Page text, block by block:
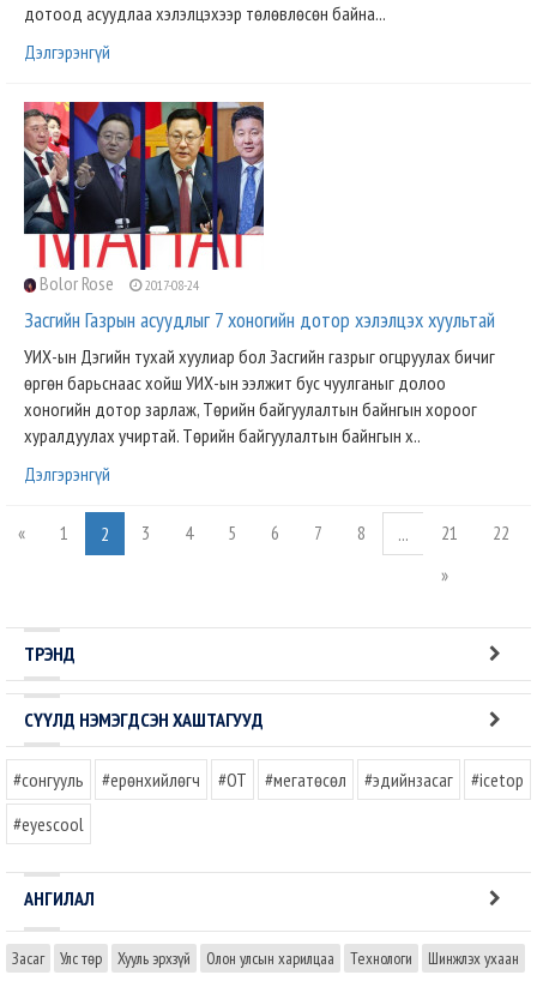
дотоод асуудлаа хэлэлцэхээр төлөвлөсөн байна...
Дэлгэрэнгүй
Bolor Rose 2017-08-24
Засгийн Газрын асуудлыг 7 хоногийн дотор хэлэлцэх хуультай
УИХ-ын Дэгийн тухай хуулиар бол Засгийн газрыг огцруулах бичиг
өргөн барьснаас хойш УИХ-ын ээлжит бус чуулганыг долоо
хоногийн дотор зарлаж, Төрийн байгуулалтын байнгын хороог
хуралдуулах учиртай. Төрийн байгуулалтын байнгын х..
Дэлгэрэнгүй
« 1 2 3 4 5 6 7 8 ... 21
22
»
ТРЭНД
СҮҮЛД НЭМЭГДСЭН ХАШТАГУУД
#сонгууль #ерөнхийлөгч #OT #мегатөсөл #эдийнзасаг
#icetop
#eyescool
АНГИЛАЛ
Засаг Улс төр Хууль эрхзүй Олон улсын харилцаа Технологи Шинжлэх ухаан